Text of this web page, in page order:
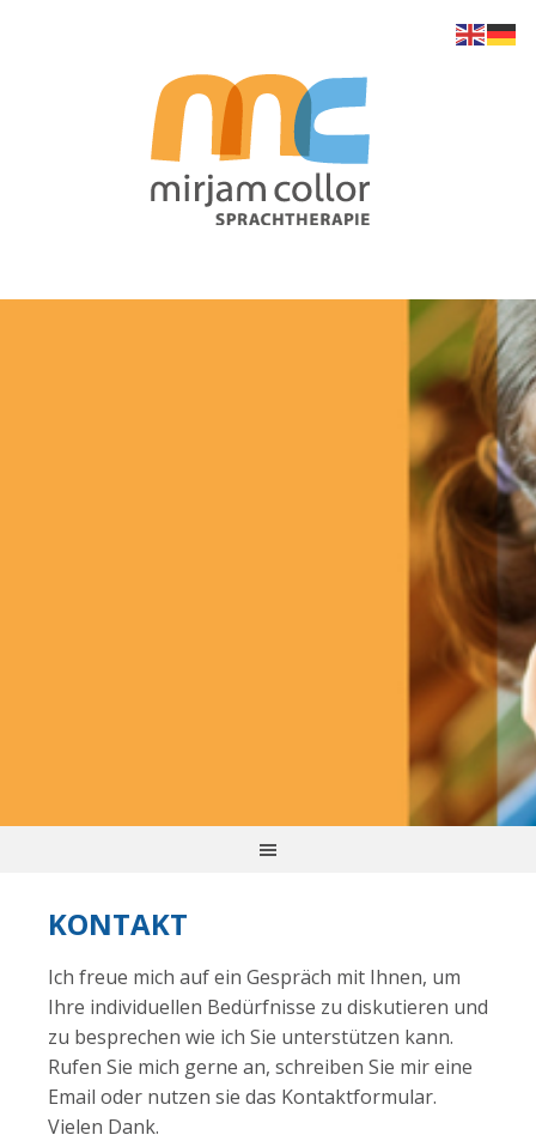
KONTAKT
Ich freue mich auf ein Gespräch mit Ihnen, um
Ihre individuellen Bedürfnisse zu diskutieren und
zu besprechen wie ich Sie unterstützen kann.
Rufen Sie mich gerne an, schreiben Sie mir eine
Email oder nutzen sie das Kontaktformular.
Vielen Dank.